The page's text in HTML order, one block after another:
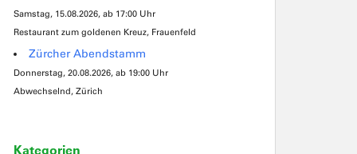
Samstag, 15.08.2026, ab 17:00 Uhr
Restaurant zum goldenen Kreuz, Frauenfeld
Zürcher Abendstamm
Donnerstag, 20.08.2026, ab 19:00 Uhr
Abwechselnd, Zürich
Kategorien